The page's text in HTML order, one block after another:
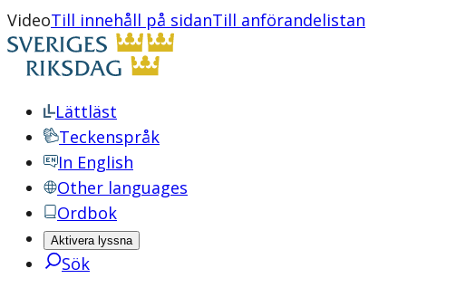
VideoTill innehåll på sidanTill anförandelistan
Lättläst
Teckenspråk
In English
Other languages
Ordbok
Aktivera lyssna
Sök